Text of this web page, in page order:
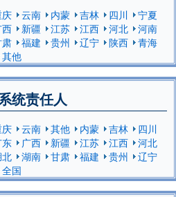
云南 内蒙 吉林 四川
宁夏
西 新疆 江苏 江西 河北
河南
福建 贵州 辽宁 陕西
青海
其他
统责任人
云南 其他 内蒙 吉林
四川
东 广西 新疆 江苏 江西
河北
湖南 甘肃 福建 贵州
辽宁
全国